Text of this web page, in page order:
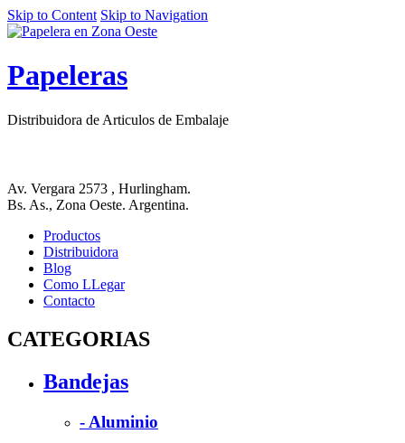
Skip to Content Skip to Navigation
Papeleras
Distribuidora de Articulos de Embalaje
Av. Vergara 2573 , Hurlingham.
Bs. As., Zona Oeste. Argentina.
Productos
Distribuidora
Blog
Como LLegar
Contacto
CATEGORIAS
Bandejas
- Aluminio